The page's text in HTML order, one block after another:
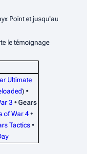
Point et jusqu'au
le témoignage
Ultimate
) •
3 •Gears
of War 4•
Tactics•